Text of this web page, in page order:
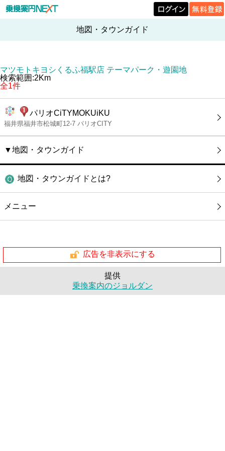
地図・タウンガイド
マツモトキヨシくるふ福駅店 テーマパーク・遊園地
検索範囲:2Km
全1件
パリオCiTYMOKUiKU
福井県福井市松城町12-7 パリオCITY
▼地図・タウンガイド
地図・タウンガイドとは?
メニュー
広告を非表示にする
提供
乗換案内のジョルダン